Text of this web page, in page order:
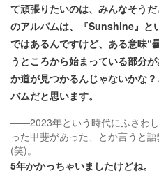
て頑張りたいのは、みんなそう
のアルバムは、『Sunshine』と
ではあるんですけど、ある意味“
うところから始まっている部分
か道が見つかるんじゃないかな
バムだと思います。
――2023年という時代にふさわ
った甲斐があった、とか言うと
(笑)。
5年かかっちゃいましたけどね。